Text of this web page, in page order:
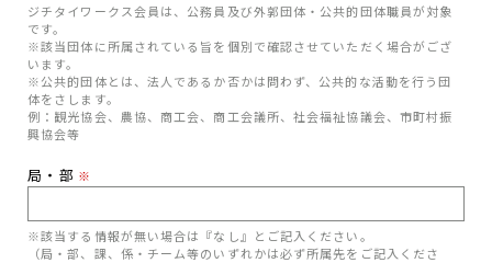
ジチタイワークス会員は、公務員及び外郭団体・公共的団体職員が対象
です。
※該当団体に所属されている旨を個別で確認させていただく場合がござ
います。
※公共的団体とは、法人であるか否かは問わず、公共的な活動を行う団
体をさします。
例：観光協会、農協、商工会、商工会議所、社会福祉協議会、市町村振
興協会等
局・部 ※
※該当する情報が無い場合は『なし』とご記入ください。
（局・部、課、係・チーム等のいずれかは必ず所属先をご記入くださ